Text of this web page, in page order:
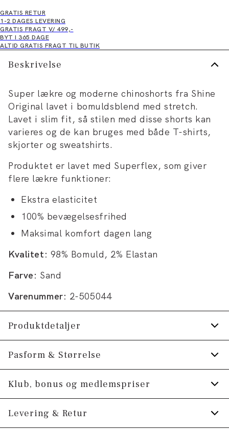
GRATIS RETUR
1-2 DAGES LEVERING
GRATIS FRAGT V/ 499,-
BYT I 365 DAGE
ALTID GRATIS FRAGT TIL BUTIK
Beskrivelse
Super lækre og moderne chinoshorts fra Shine
Original lavet i bomuldsblend med stretch.
Lavet i slim fit, så stilen med disse shorts kan
varieres og de kan bruges med både T-shirts,
skjorter og sweatshirts.
Produktet er lavet med Superflex, som giver
flere lækre funktioner:
Ekstra elasticitet
100% bevægelsesfrihed
Maksimal komfort dagen lang
Kvalitet: 98% Bomuld, 2% Elastan
Farve: Sand
Varenummer: 2-505044
Produktdetaljer
Der er to paspolerede baglommer med
knapper.
Shortsene har gylp med lynlås.
Lavet med Superflex, der giver ekstra
elasticitet og komfort.
Pasform & Størrelse
Fit:Slim fit
og lår
Klub, bonus og medlemspriser
Tilmeld dig Klub Tøjeksperten helt gratis.
Levering & Retur